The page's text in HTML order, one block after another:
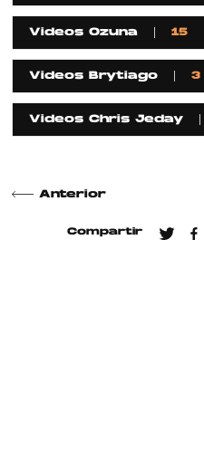
Videos Ozuna 15
Videos Brytiago 3
Videos Chris Jeday
Anterior
Compartir